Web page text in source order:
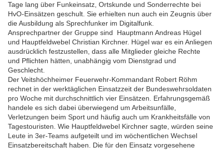
Tage lang über Funkeinsatz, Ortskunde und Sonderrechte bei
HvO-Einsätzen geschult. Sie erhielten nun auch ein Zeugnis über
die Ausbildung als Sprechfunker im Digitalfunk.
Ansprechpartner der Gruppe sind Hauptmann Andreas Hügel
und Hauptfeldwebel Christian Kirchner. Hügel war es ein Anliegen
ausdrücklich festzustellen, dass alle Mitglieder gleiche Rechte
und Pflichten hätten, unabhängig vom Dienstgrad und
Geschlecht.
Der Veitshöchheimer Feuerwehr-Kommandant Robert Röhm
rechnet in der werktäglichen Einsatzzeit der Bundeswehrsoldaten
pro Woche mit durchschnittlich vier Einsätzen. Erfahrungsgemäß
handele es sich dabei überwiegend um Arbeitsunfälle,
Verletzungen beim Sport und häufig auch um Krankheitsfälle von
Tagestouristen. Wie Hauptfeldwebel Kirchner sagte, würden seine
Leute in 3er-Teams aufgeteilt und im wöchentlichen Wechsel
Einsatzbereitschaft haben. Die für den Einsatz vorgesehene